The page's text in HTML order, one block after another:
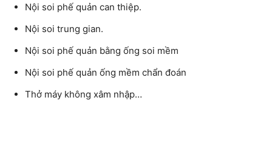
Nội soi phế quản can thiệp.
Nội soi trung gian.
Nội soi phế quản bằng ống soi mềm
Nội soi phế quản ống mềm chẩn đoán
Thở máy không xâm nhập…